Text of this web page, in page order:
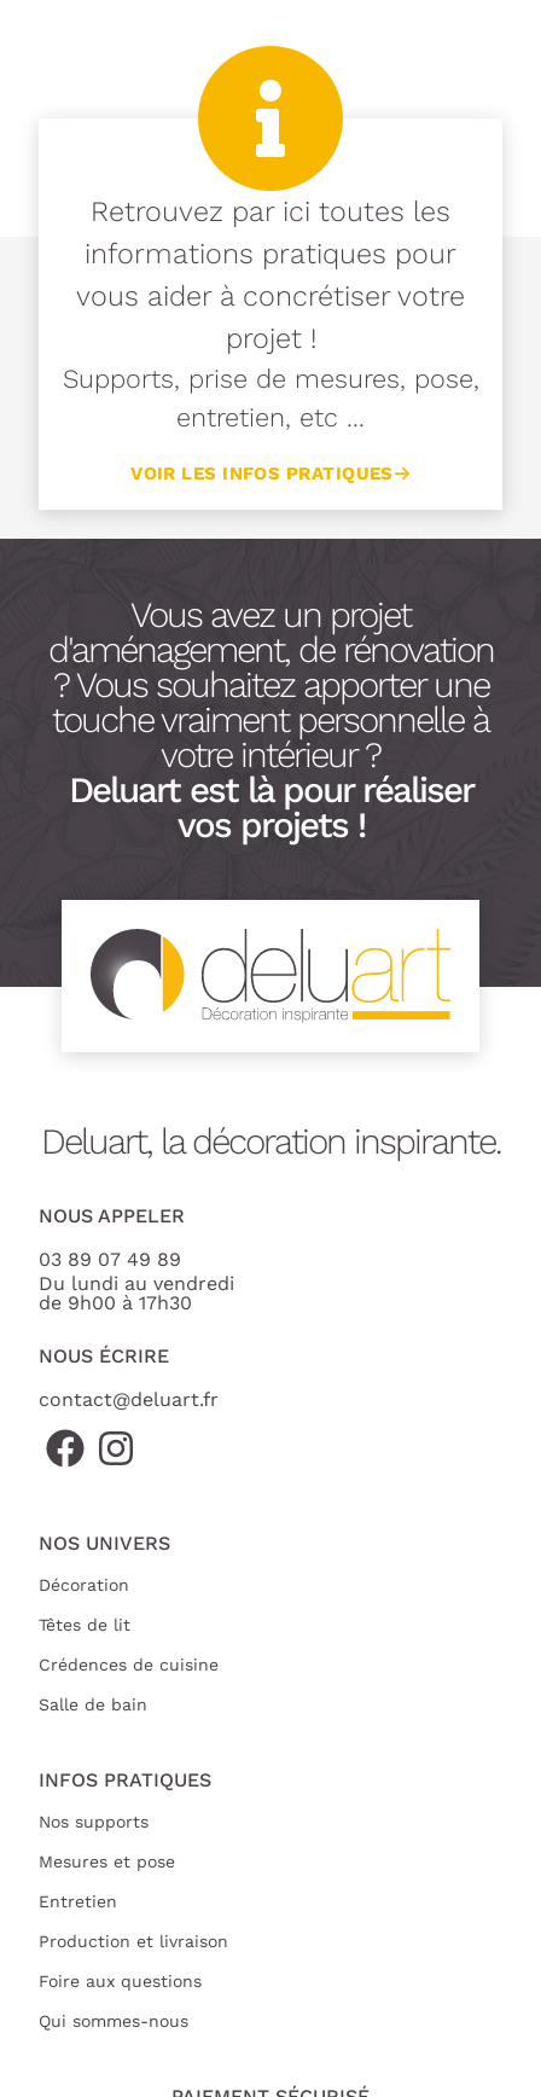
Retrouvez par ici toutes les
informations pratiques pour
vous aider à concrétiser votre
projet !
Supports, prise de mesures, pose,
entretien, etc ...
VOIR LES INFOS PRATIQUES
Vous avez un projet
d'aménagement, de rénovation
? Vous souhaitez apporter une
touche vraiment personnelle à
votre intérieur ?
Deluart est là pour réaliser
vos projets !
Deluart, la décoration inspirante.
NOUS APPELER
03 89 07 49 89
Du lundi au vendredi
de 9h00 à 17h30
NOUS ÉCRIRE
contact@deluart.fr
NOS UNIVERS
Décoration
Têtes de lit
Crédences de cuisine
Salle de bain
INFOS PRATIQUES
Nos supports
Mesures et pose
Entretien
Production et livraison
Foire aux questions
Qui sommes-nous